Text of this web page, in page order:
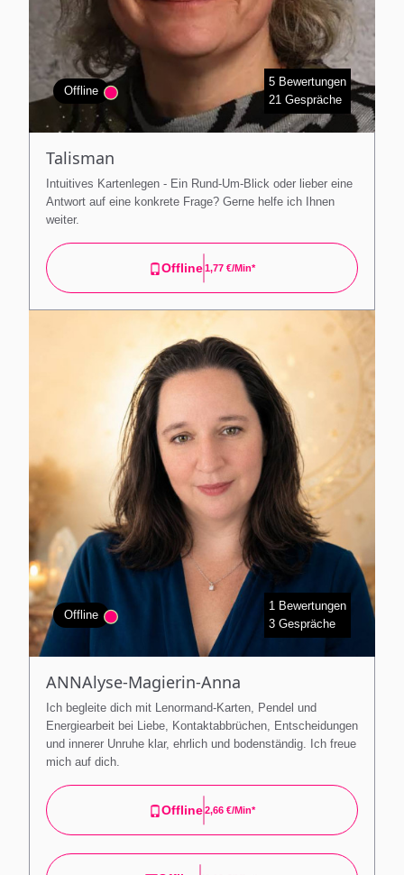
Offline
5 Bewertungen
21 Gespräche
Talisman
Intuitives Kartenlegen - Ein Rund-Um-Blick oder lieber eine
Antwort auf eine konkrete Frage? Gerne helfe ich Ihnen
weiter.
Offline1,77 €/min*
Offline
1 Bewertungen
3 Gespräche
ANNAlyse-Magierin-Anna
Ich begleite dich mit Lenormand-Karten, Pendel und
Energiearbeit bei Liebe, Kontaktabbrüchen, Entscheidungen
und innerer Unruhe klar, ehrlich und bodenständig. Ich freue
mich auf dich.
Offline2,66 €/min*